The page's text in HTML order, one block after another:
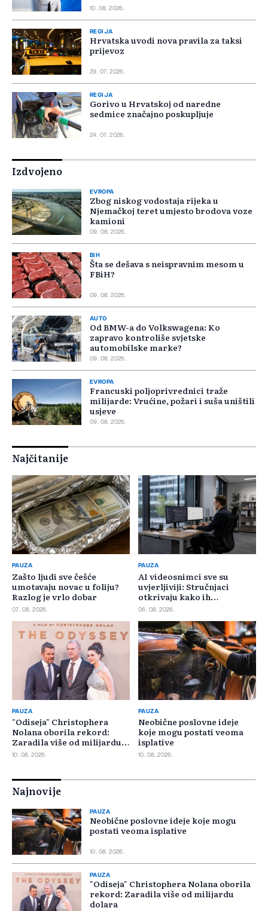
10. 08. 2026.
REGIJA
Hrvatska uvodi nova pravila za taksi
prijevoz
29. 07. 2026.
REGIJA
Gorivo u Hrvatskoj od naredne
sedmice značajno poskupljuje
24. 07. 2026.
Izdvojeno
EVROPA
Zbog niskog vodostaja rijeka u
Njemačkoj teret umjesto brodova voze
kamioni
09. 08. 2026.
BIH
Šta se dešava s neispravnim mesom u
FBiH?
09. 08. 2026.
AUTO
Od BMW-a do Volkswagena: Ko
zapravo kontroliše svjetske
automobilske marke?
09. 08. 2026.
EVROPA
Francuski poljoprivrednici traže
milijarde: Vrućine, požari i suša uništili
usjeve
09. 08. 2026.
Najčitanije
PAUZA
Zašto ljudi sve češće
umotavaju novac u foliju?
Razlog je vrlo dobar
07. 08. 2026.
PAUZA
AI videosnimci sve su
uvjerljiviji: Stručnjaci
otkrivaju kako ih
prepoznati
06. 08. 2026.
PAUZA
"Odiseja" Christophera
Nolana oborila rekord:
Zaradila više od milijardu
dolara
10. 08. 2026.
PAUZA
Neobične poslovne ideje
koje mogu postati veoma
isplative
10. 08. 2026.
Najnovije
PAUZA
Neobične poslovne ideje koje mogu
postati veoma isplative
10. 08. 2026.
PAUZA
"Odiseja" Christophera Nolana oborila
rekord: Zaradila više od milijardu
dolara